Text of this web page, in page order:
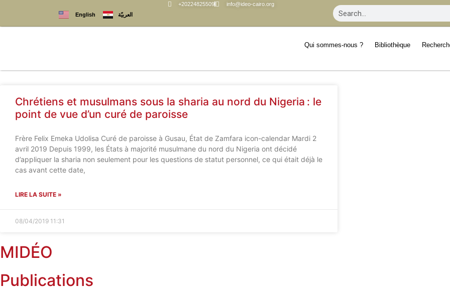
English العربيّة
+20224825509 info@ideo-cairo.org
Qui sommes-nous ? Bibliothèque
Chrétiens et musulmans sous la sharia au nord du Nigeria : le
point de vue d’un curé de paroisse
Frère Felix Emeka Udolisa Curé de paroisse à Gusau, État de Zamfara icon-calendar Mardi 2
avril 2019 Depuis 1999, les États à majorité musulmane du nord du Nigeria ont décidé
d’appliquer la sharia non seulement pour les questions de statut personnel, ce qui était déjà le
cas avant cette date,
LIRE LA SUITE »
08/04/2019 11:31
MIDÉO
Publications